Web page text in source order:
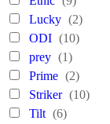
Lucky (2)
ODI (10)
prey (1)
Prime (2)
Striker (10)
Tilt (6)